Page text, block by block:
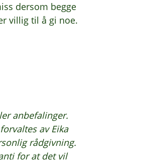
dersom begge
villig til å gi noe.
anbefalinger.
av Eika
rådgivning.
for at det vil